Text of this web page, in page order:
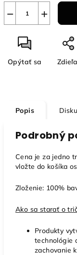
+
−
Opýtať sa
Popis
Podrobný
Cena je za jedno
vložte do košíka
Zloženie: 100%
Ako sa starať o
Produkty
technológie
zachovanie